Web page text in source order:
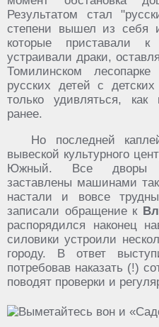
Результатом стал
степени вышел из себя
которые приставали
устраивали драки,
Томилинском
русских детей с
только удивляться,
ранее.
Но последней
вывеской культурного
Южный. Все дворы
заставлены машинами
настали и вовсе
записали обращение к
распорядился наконец
силовики устроили
городу. В ответ
потребовав наказать (!)
поводят проверки и